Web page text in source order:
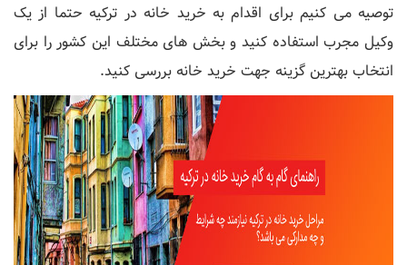
توصیه می کنیم برای اقدام به خرید خانه در ترکیه حتما از یک
وکیل مجرب استفاده کنید و بخش های مختلف این کشور را برای
انتخاب بهترین گزینه جهت خرید خانه بررسی کنید.